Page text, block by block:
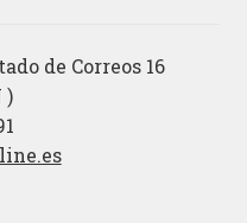
de Correos 16
)